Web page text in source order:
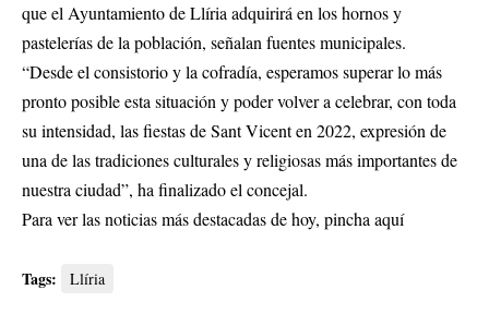
que el Ayuntamiento de Llíria adquirirá en los hornos y
pastelerías de la población, señalan fuentes municipales.
“Desde el consistorio y la cofradía, esperamos superar lo más
pronto posible esta situación y poder volver a celebrar, con toda
su intensidad, las fiestas de Sant Vicent en 2022, expresión de
una de las tradiciones culturales y religiosas más importantes de
nuestra ciudad”, ha finalizado el concejal.
Para ver las noticias más destacadas de hoy, pincha aquí
Tags: Llíria